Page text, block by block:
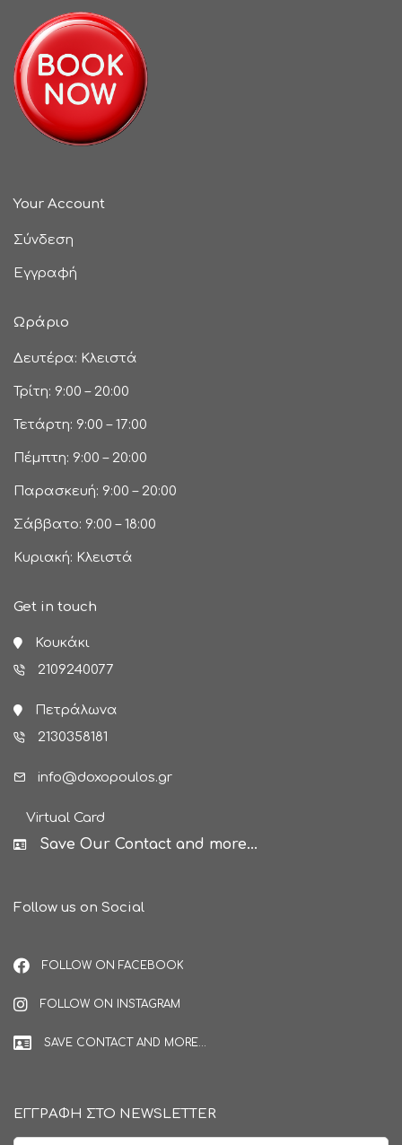
Your Account
Σύνδεση
Εγγραφή
Ωράριο
Δευτέρα: Κλειστά
Τρίτη: 9:00 – 20:00
Τετάρτη: 9:00 – 17:00
Πέμπτη: 9:00 – 20:00
Παρασκευή: 9:00 – 20:00
Σάββατο: 9:00 – 18:00
Κυριακή: Κλειστά
Get in touch
Κουκάκι
2109240077
Πετράλωνα
2130358181
info@doxopoulos.gr
Virtual Card
Save Our Contact and more...
Follow us on Social
FOLLOW ON FACEBOOK
FOLLOW ON INSTAGRAM
SAVE CONTACT AND MORE...
ΕΓΓΡΑΦΗ ΣΤΟ NEWSLETTER